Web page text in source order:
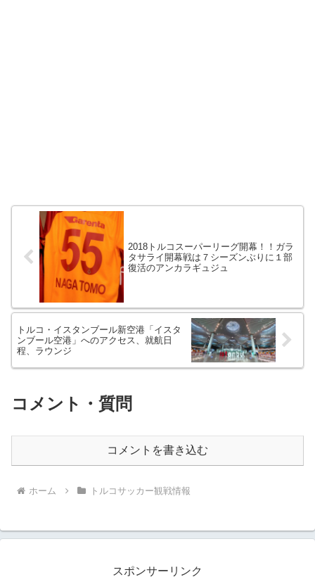
2018トルコスーパーリーグ開幕！！ガラ
タサライ開幕戦は７シーズンぶりに１部
復活のアンカラギュジュ
トルコ・イスタンブール新空港「イスタ
ンブール空港」へのアクセス、就航日
程、ラウンジ
コメント・質問
コメントを書き込む
ホーム トルコサッカー観戦情報
スポンサーリンク